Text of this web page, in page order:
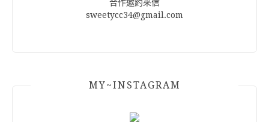
合作邀約來信
sweetycc34@gmail.com
MY~INSTAGRAM